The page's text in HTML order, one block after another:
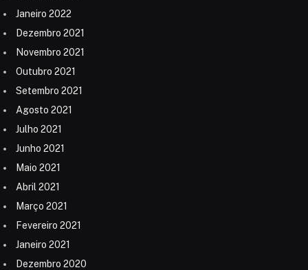
Janeiro 2022
Dezembro 2021
Novembro 2021
Outubro 2021
Setembro 2021
Agosto 2021
Julho 2021
Junho 2021
Maio 2021
Abril 2021
Março 2021
Fevereiro 2021
Janeiro 2021
Dezembro 2020